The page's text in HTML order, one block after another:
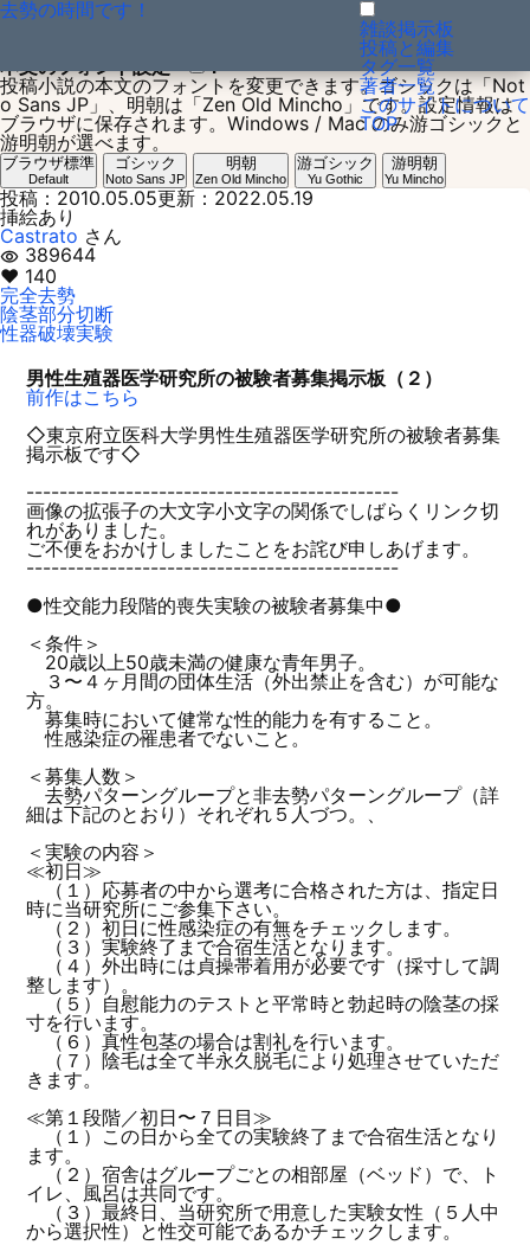
去勢の時間です！
雑談掲示板
投稿と編集
タグ一覧
著者一覧
このサイトについて
TOP
投稿小説：1273061614
本文のフォント設定
？
投稿小説の本文のフォントを変更できます。ゴシックは「Not
o Sans JP」、明朝は「Zen Old Mincho」です。設定情報は
ブラウザに保存されます。Windows / Mac のみ游ゴシックと
游明朝が選べます。
ブラウザ標準
Default
ゴシック
Noto Sans JP
明朝
Zen Old Mincho
游ゴシック
Yu Gothic
游明朝
Yu Mincho
投稿：2010.05.05更新：2022.05.19
挿絵あり
Castrato さん
visibility 389644
♥ 140
完全去勢
陰茎部分切断
性器破壊実験
男性生殖器医学研究所の被験者募集掲示板（２）
前作はこちら
◇東京府立医科大学男性生殖器医学研究所の被験者募集
掲示板です◇
---------------------------------------------
画像の拡張子の大文字小文字の関係でしばらくリンク切
れがありました。
ご不便をおかけしましたことをお詫び申しあげます。
---------------------------------------------
●性交能力段階的喪失実験の被験者募集中●
＜条件＞
20歳以上50歳未満の健康な青年男子。
３〜４ヶ月間の団体生活（外出禁止を含む）が可能な
方。
募集時において健常な性的能力を有すること。
性感染症の罹患者でないこと。
＜募集人数＞
去勢パターングループと非去勢パターングループ（詳
細は下記のとおり）それぞれ５人づつ。、
＜実験の内容＞
≪初日≫
（１）応募者の中から選考に合格された方は、指定日
時に当研究所にご参集下さい。
（２）初日に性感染症の有無をチェックします。
（３）実験終了まで合宿生活となります。
（４）外出時には貞操帯着用が必要です（採寸して調
整します）。
（５）自慰能力のテストと平常時と勃起時の陰茎の採
寸を行います。
（６）真性包茎の場合は割礼を行います。
（７）陰毛は全て半永久脱毛により処理させていただ
きます。
≪第１段階／初日〜７日目≫
（１）この日から全ての実験終了まで合宿生活となり
ます。
（２）宿舎はグループごとの相部屋（ベッド）で、ト
イレ、風呂は共同です。
（３）最終日、当研究所で用意した実験女性（５人中
から選択性）と性交可能であるかチェックします。